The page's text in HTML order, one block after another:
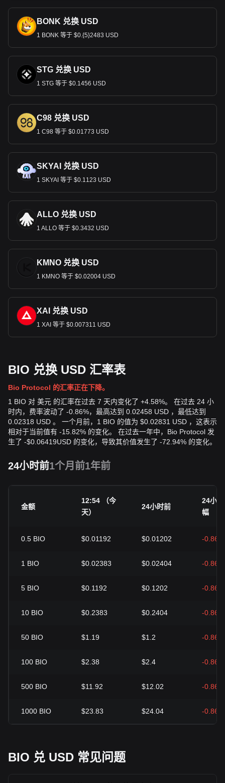
BONK 兑换 USD
1 BONK 等于 $0.{5}2483 USD
STG 兑换 USD
1 STG 等于 $0.1456 USD
C98 兑换 USD
1 C98 等于 $0.01773 USD
SKYAI 兑换 USD
1 SKYAI 等于 $0.1123 USD
ALLO 兑换 USD
1 ALLO 等于 $0.3432 USD
KMNO 兑换 USD
1 KMNO 等于 $0.02004 USD
XAI 兑换 USD
1 XAI 等于 $0.007311 USD
BIO 兑换 USD 汇率表
Bio Protocol 的汇率正在下降。
1 BIO 对 美元 的汇率在过去 7 天内变化了 +4.58%。 在过去 24 小
时内，费率波动了 -0.86%，最高达到 0.02458 USD ，最低达到
0.02318 USD 。 一个月前，1 BIO 的值为 $0.02831 USD ，这表示
相对于当前值有 -15.82% 的变化。 在过去一年中，Bio Protocol 发
生了 -$0.06419USD 的变化，导致其价值发生了 -72.94% 的变化。
24小时前1个月前1年前
金额
12:54 （今
天）
24小时前
24小
幅
0.5 BIO $0.01192 $0.01202 -0.86%
1 BIO $0.02383 $0.02404 -0.86%
5 BIO $0.1192 $0.1202 -0.86%
10 BIO $0.2383 $0.2404 -0.86%
50 BIO $1.19 $1.2 -0.86%
100 BIO $2.38 $2.4 -0.86%
500 BIO $11.92 $12.02 -0.86%
1000 BIO $23.83 $24.04 -0.86%
BIO 兑 USD 常见问题